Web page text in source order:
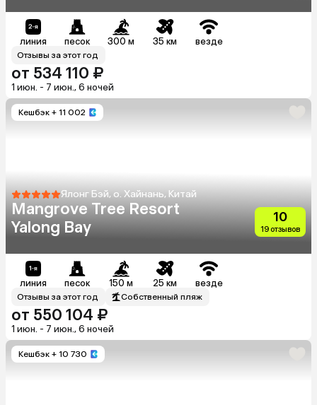
линия песок 300 м 35 км везде
Отзывы за этот год
от 534 110 ₽
1 июн. - 7 июн., 6 ночей
Кешбэк + 11 002
Ялонг Бэй, о. Хайнань, Китай
Mangrove Tree Resort
Yalong Bay
10
19 отзывов
линия песок 150 м 25 км везде
Отзывы за этот год Собственный пляж
от 550 104 ₽
1 июн. - 7 июн., 6 ночей
Кешбэк + 10 730